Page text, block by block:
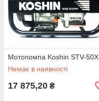
Мотопомпа Koshin STV-50X
Немає в наявності
17 875,20 ₴